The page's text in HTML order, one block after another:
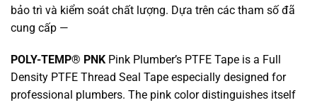
bảo trì và kiểm soát chất lượng. Dựa trên các tham số đã
cung cấp —
POLY-TEMP® PNK Pink Plumber’s PTFE Tape is a Full
Density PTFE Thread Seal Tape especially designed for
professional plumbers. The pink color distinguishes itself